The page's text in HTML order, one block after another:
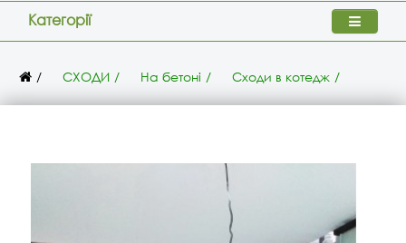
Категорії
СХОДИ На бетоні Сходи в котедж